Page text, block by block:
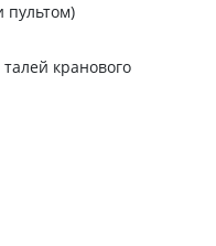
кранового